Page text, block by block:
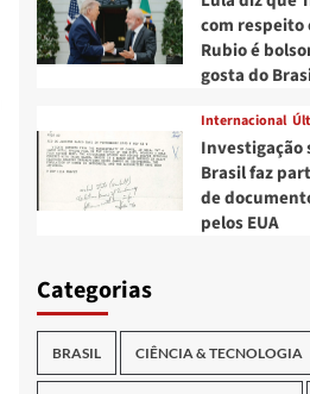
com respeito
Rubio é
gosta do
Internacional
Investigação
Brasil faz
de
pelos EUA
Categorias
BRASIL CIÊNCIA & TECNOLOGIA